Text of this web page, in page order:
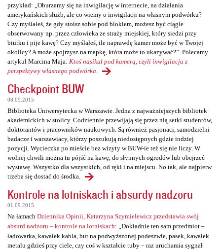
przykład: „Oburzamy się na inwigilację w internecie, na działania
amerykańskich służb, ale co wiemy o inwigilacji na własnym podwórku?
Czy myślałeś, że gdy stoisz sobie pod blokiem, możesz być ciągle
obserwowany np. przez człowieka ze straży miejskiej, który siedzi przy
biurku i pije kawę? Czy myślałeś, ile naprawdę kamer może być w Twojej
okolicy? A może spojrzysz na mapkę, która może to ukazywać?”. Polecamy
artykuł Marcina Maja: Ktoś nasikał pod kamerą, czyli inwigilacja z
perspektywy własnego podwórka
Checkpoint BUW
08.09.2015
Biblioteka Uniwersytecka w Warszawie. Jedna z najważniejszych bibliotek
akademickich w stolicy. Codziennie przewijają się przez nią setki studentów,
doktorantów i pracowników naukowych. Są również pasjonaci, samodzielni
badacze i warszawiacy, którzy poszukują niedostępnych gdzie indziej
pozycji. Wycieczka po mieście bez wizyty w BUW-ie też się nie liczy. W
wolnej chwili można tu pójść na kawę, do słynnych ogrodów lub obejrzeć
wystawę. Wszystko dla wszystkich, od ręki i na miejscu. No tak, ale najpierw
trzeba się dostać do środka.
Kontrole na lotniskach i absurdy nadzoru
01.09.2015
Na łamach Dziennika Opinii, Katarzyna Szymielewicz przedstawia swój
absurd nadzoru – kontrole na lotniskach: „Dokładnie ten sam przedmiot –
ładowarka, kawałek kabla, but na podwyższonej podeszwie, pasek, kawałek
metalu gdzieś przy ciele, czy coś w kształcie tuby – raz uruchamia sygnał